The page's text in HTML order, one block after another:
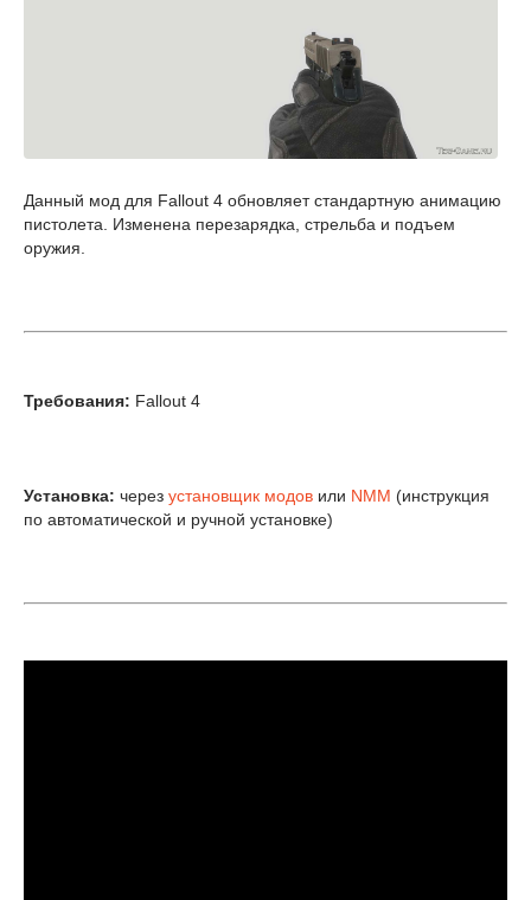
Данный мод для Fallout 4 обновляет стандартную анимацию
пистолета. Изменена перезарядка, стрельба и подъем
оружия.
Требования: Fallout 4
Установка: через установщик модов или NMM (инструкция
по автоматической и ручной установке)